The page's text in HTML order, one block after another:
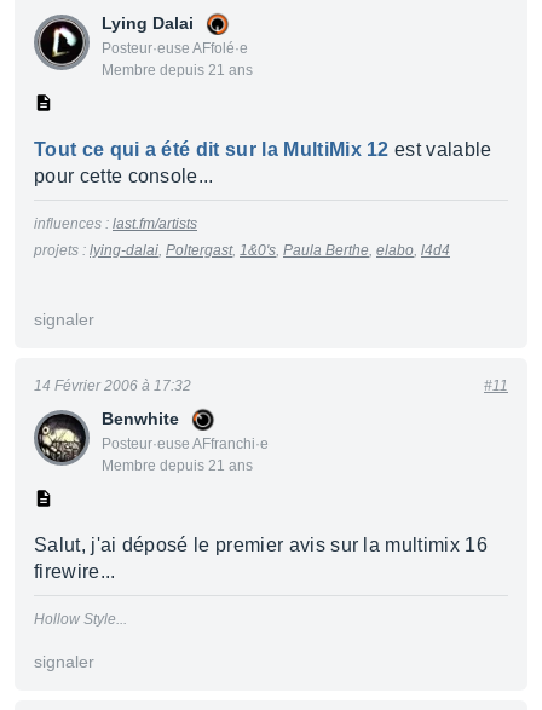
Lying Dalai
Posteur·euse AFfolé·e
Membre depuis 21 ans
Tout ce qui a été dit sur la MultiMix 12 est valable
pour cette console...
influences : last.fm/artists
projets : lying-dalai, Poltergast, 1&0's, Paula Berthe, elabo, l4d4
signaler
Benwhite
Posteur·euse AFfranchi·e
Membre depuis 21 ans
14 Février 2006 à 17:32 #11
Salut, j'ai déposé le premier avis sur la multimix 16
firewire...
Hollow Style...
signaler